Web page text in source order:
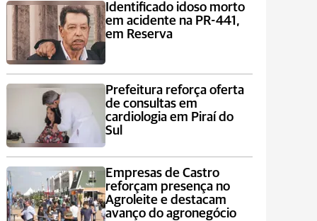
Identificado idoso morto
em acidente na PR-441,
em Reserva
Prefeitura reforça oferta
de consultas em
cardiologia em Piraí do
Sul
Empresas de Castro
reforçam presença no
Agroleite e destacam
avanço do agronegócio